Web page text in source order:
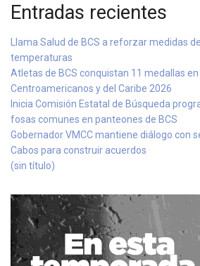
Entradas recientes
Llama Salud de BCS a reforzar medidas
temperaturas
Atletas de BCS conquistan 11 medallas
Centroamericanos y del Caribe 2026
Inicia Comisión Estatal de Búsqueda
fosas comunes en panteones de BCS
Gobernador VMCC mantiene diálogo con
Cabos para construir acuerdos
(sin título)